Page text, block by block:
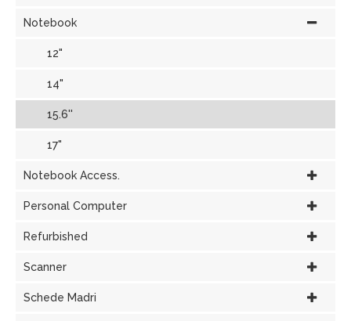
Notebook
12"
14"
15.6''
17"
Notebook Access.
Personal Computer
Refurbished
Scanner
Schede Madri